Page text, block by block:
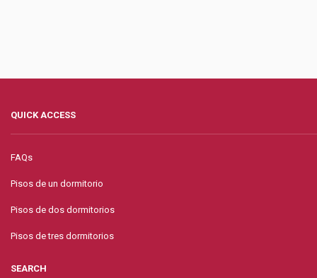
QUICK ACCESS
FAQs
Pisos de un dormitorio
Pisos de dos dormitorios
Pisos de tres dormitorios
SEARCH